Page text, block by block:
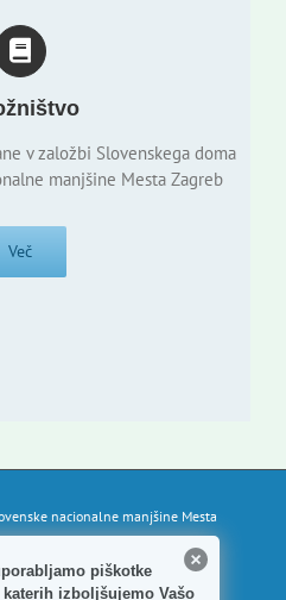
v založbi Slovenskega doma
manjšine Mesta Zagreb
Več
nacionalne manjšine Mesta
piškotke
izboljšujemo Vašo